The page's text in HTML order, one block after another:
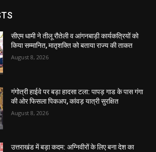
सीएम धामी ने तीलू रौतेली व आंगनबाड़ी कार्यकत्रियों को
किया सम्मानित, मातृशक्ति को बताया राज्य की ताकत
August 8, 2026
गंगोत्री हाईवे पर बड़ा हादसा टला: पापड़ गाड के पास गंगा
की ओर फिसला पिकअप, कांवड़ यात्री सुरक्षित
August 8, 2026
उत्तराखंड में बड़ा कदम: अग्निवीरों के लिए बना देश का